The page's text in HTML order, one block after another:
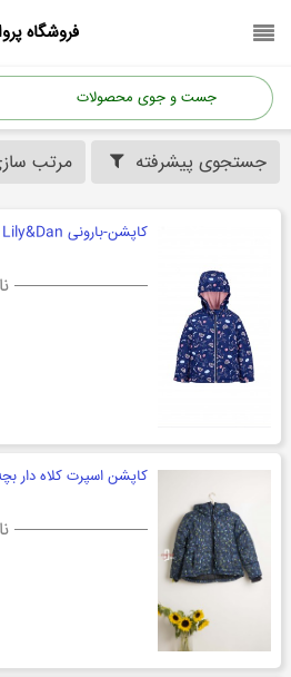
فروشگاه
جستجوی پیشرفته مرتب
کاپشن-بارونی Lily&Dan
کاپشن اسپرت کلاه دار